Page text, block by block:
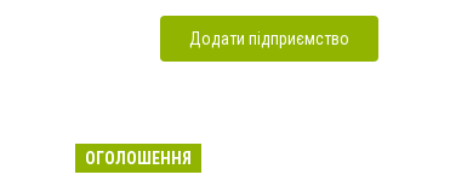
Додати підприємство
ОГОЛОШЕННЯ